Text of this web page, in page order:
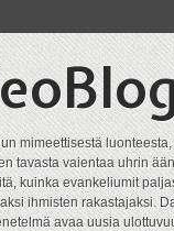
mimeettisestä
tavasta vaientaa uhrin
kuinka evankeliumit
ihmisten rakastajaksi.
avaa uusia